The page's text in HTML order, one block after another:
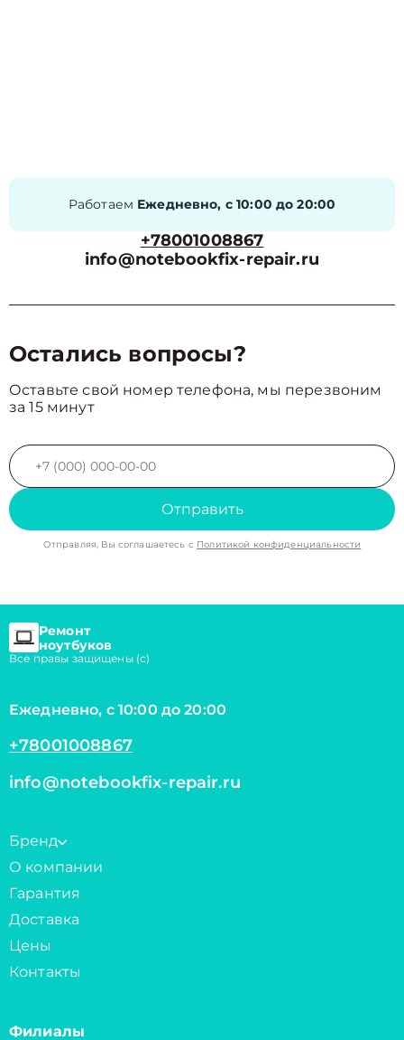
Работаем Ежедневно, с 10:00 до 20:00
+78001008867
info@notebookfix-repair.ru
Остались вопросы?
Оставьте свой номер телефона, мы перезвоним
за 15 минут
Отправить
Отправляя, Вы соглашаетесь с Политикой конфиденциальности
Ремонт
ноутбуков
Все правы защищены (с)
Ежедневно, с 10:00 до 20:00
+78001008867
info@notebookfix-repair.ru
Бренд
О компании
Гарантия
Доставка
Цены
Контакты
Филиалы